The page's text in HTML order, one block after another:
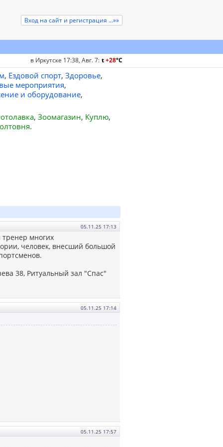
Вход на сайт и регистрация ...»»
в Иркутске 17:38, Авг. 7: t+28°C
, Ездовой спорт, Здоровье,
мероприятия,
и оборудование,
, Зоомагазин, Куплю,
.
05.11.25 17:13
многих
человек, внесший большой
38, Ритуальный зал "Спас"
05.11.25 17:14
05.11.25 17:57